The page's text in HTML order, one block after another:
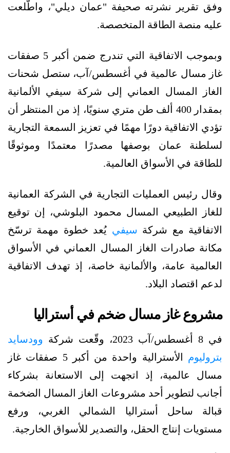
وفق تقرير نشرته صحيفة "عمان ديلي"، واطّلعت
عليه منصة الطاقة المتخصصة.
وبموجب الاتفاقية التي تندرج ضمن أكبر 5 صفقات
غاز مسال عالمية في أغسطس/آب، ستصل شحنات
الغاز المسال العماني إلى شركة سيفي الألمانية
بمقدار 400 ألف طن متري سنويًا، إذ من المنتظر أن
تؤدي الاتفاقية دورًا مهمًا في تعزيز السمعة التجارية
لسلطنة عمان بوصفها مصدرًا معتمدًا وموثوقًا
للطاقة في الأسواق العالمية.
وقال رئيس العمليات التجارية في الشركة العمانية
للغاز الطبيعي المسال محمود البلوشي، إن توقيع
الاتفاقية مع شركة سيفي يُعد خطوة مهمة ترسّخ
مكانة صادرات الغاز المسال العماني في الأسواق
العالمية عامة، والألمانية خاصة، إذ تهدف الاتفاقية
لدعم اقتصاد البلاد.
مشروع غاز مسال ضخم في أستراليا
في 8 أغسطس/آب 2023، وقّعت شركة
وودسايد
بتروليوم
الأسترالية واحدة من أكبر 5 صفقات غاز
مسال عالمية، إذ اتجهت إلى الاستعانة بشركاء
أجانب لتطوير أحد مشروعات الغاز المسال الضخمة
قبالة ساحل أستراليا الشمالي الغربي، ورفع
مستويات إنتاج الحقل، والتصدير للأسواق الخارجية.